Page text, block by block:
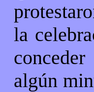
la
algún